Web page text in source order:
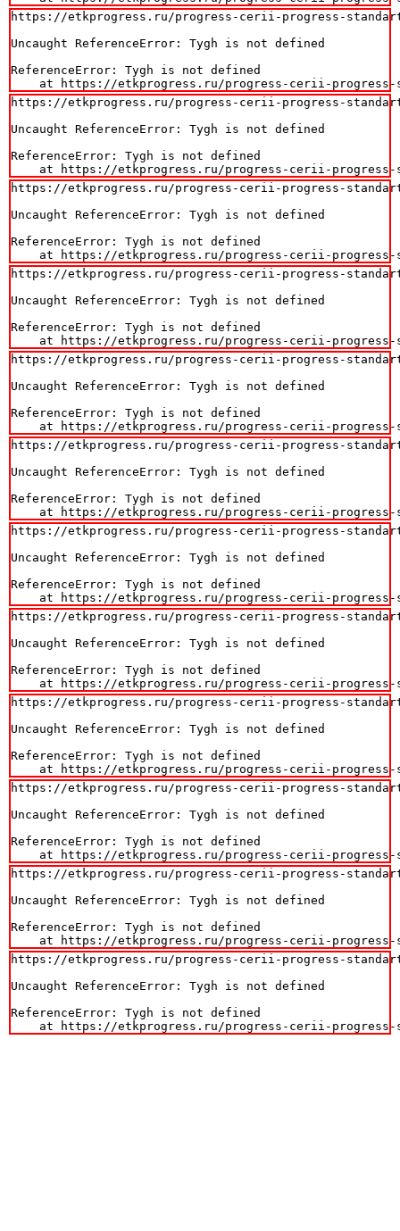
https://etkprogress.ru/progress-cerii-progress-standart/
Uncaught ReferenceError: Tygh is not defined
ReferenceError: Tygh is not defined
at https://etkprogress.ru/progress-cerii-
https://etkprogress.ru/progress-cerii-progress-standart/
Uncaught ReferenceError: Tygh is not defined
ReferenceError: Tygh is not defined
at https://etkprogress.ru/progress-cerii-
https://etkprogress.ru/progress-cerii-progress-standart/
Uncaught ReferenceError: Tygh is not defined
ReferenceError: Tygh is not defined
at https://etkprogress.ru/progress-cerii-
https://etkprogress.ru/progress-cerii-progress-standart/
Uncaught ReferenceError: Tygh is not defined
ReferenceError: Tygh is not defined
at https://etkprogress.ru/progress-cerii-
https://etkprogress.ru/progress-cerii-progress-standart/
Uncaught ReferenceError: Tygh is not defined
ReferenceError: Tygh is not defined
at https://etkprogress.ru/progress-cerii-
https://etkprogress.ru/progress-cerii-progress-standart/
Uncaught ReferenceError: Tygh is not defined
ReferenceError: Tygh is not defined
at https://etkprogress.ru/progress-cerii-
https://etkprogress.ru/progress-cerii-progress-standart/
Uncaught ReferenceError: Tygh is not defined
ReferenceError: Tygh is not defined
at https://etkprogress.ru/progress-cerii-
https://etkprogress.ru/progress-cerii-progress-standart/
Uncaught ReferenceError: Tygh is not defined
ReferenceError: Tygh is not defined
at https://etkprogress.ru/progress-cerii-
https://etkprogress.ru/progress-cerii-progress-standart/
Uncaught ReferenceError: Tygh is not defined
ReferenceError: Tygh is not defined
at https://etkprogress.ru/progress-cerii-
https://etkprogress.ru/progress-cerii-progress-standart/
Uncaught ReferenceError: Tygh is not defined
ReferenceError: Tygh is not defined
at https://etkprogress.ru/progress-cerii-
https://etkprogress.ru/progress-cerii-progress-standart/
Uncaught ReferenceError: Tygh is not defined
ReferenceError: Tygh is not defined
at https://etkprogress.ru/progress-cerii-
https://etkprogress.ru/progress-cerii-progress-standart/
Uncaught ReferenceError: Tygh is not defined
ReferenceError: Tygh is not defined
at https://etkprogress.ru/progress-cerii-